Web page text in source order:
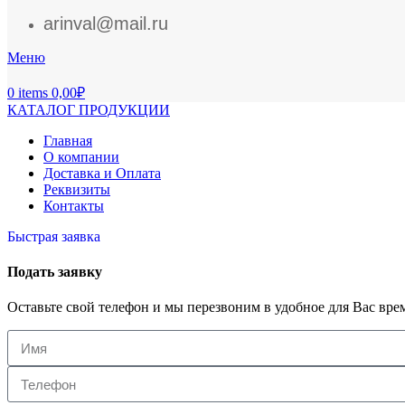
arinval@mail.ru
Меню
0 items 0,00₽
КАТАЛОГ ПРОДУКЦИИ
Главная
О компании
Доставка и Оплата
Реквизиты
Контакты
Быстрая заявка
Подать заявку
Оставьте свой телефон и мы перезвоним в удобное для Вас